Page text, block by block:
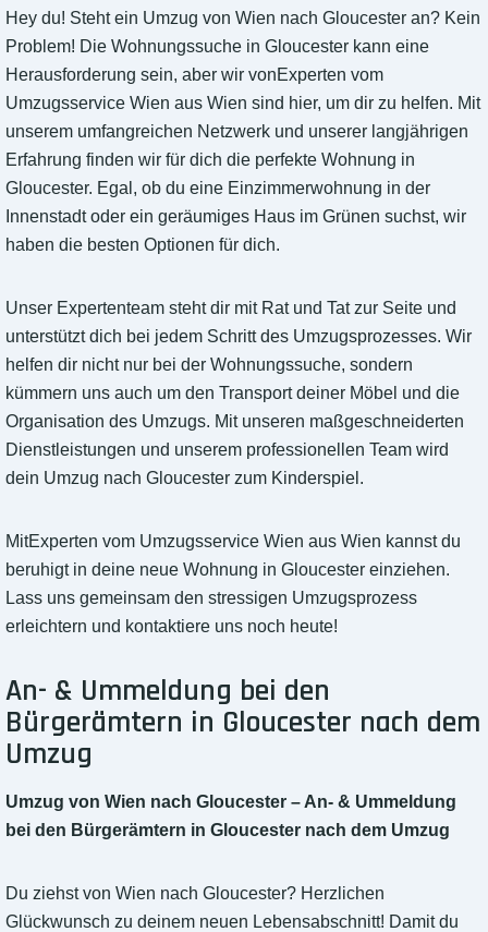
Hey du! Steht ein Umzug von Wien nach Gloucester an? Kein
Problem! Die Wohnungssuche in Gloucester kann eine
Herausforderung sein, aber wir vonExperten vom
Umzugsservice Wien aus Wien sind hier, um dir zu helfen. Mit
unserem umfangreichen Netzwerk und unserer langjährigen
Erfahrung finden wir für dich die perfekte Wohnung in
Gloucester. Egal, ob du eine Einzimmerwohnung in der
Innenstadt oder ein geräumiges Haus im Grünen suchst, wir
haben die besten Optionen für dich.
Unser Expertenteam steht dir mit Rat und Tat zur Seite und
unterstützt dich bei jedem Schritt des Umzugsprozesses. Wir
helfen dir nicht nur bei der Wohnungssuche, sondern
kümmern uns auch um den Transport deiner Möbel und die
Organisation des Umzugs. Mit unseren maßgeschneiderten
Dienstleistungen und unserem professionellen Team wird
dein Umzug nach Gloucester zum Kinderspiel.
MitExperten vom Umzugsservice Wien aus Wien kannst du
beruhigt in deine neue Wohnung in Gloucester einziehen.
Lass uns gemeinsam den stressigen Umzugsprozess
erleichtern und kontaktiere uns noch heute!
An- & Ummeldung bei den
Bürgerämtern in Gloucester nach dem
Umzug
Umzug von Wien nach Gloucester – An- & Ummeldung
bei den Bürgerämtern in Gloucester nach dem Umzug
Du ziehst von Wien nach Gloucester? Herzlichen
Glückwunsch zu deinem neuen Lebensabschnitt! Damit du